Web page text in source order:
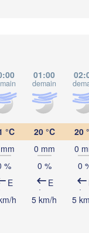
01:00
demain
°C
%
E
h
20 °C
0 mm
0 %
E
5 km/h
20
0
0
5
Tiranë
Podgorica
ALBANIE